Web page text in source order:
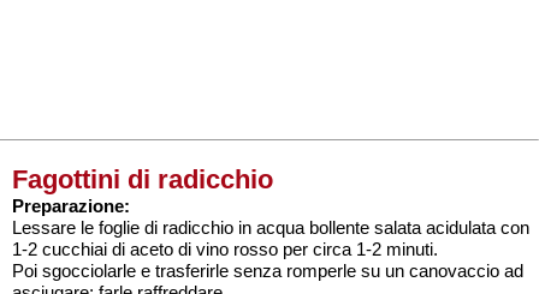
Fagottini di radicchio
Preparazione:
Lessare le foglie di radicchio in acqua bollente salata acidulata con
1-2 cucchiai di aceto di vino rosso per circa 1-2 minuti.
Poi sgocciolarle e trasferirle senza romperle su un canovaccio ad